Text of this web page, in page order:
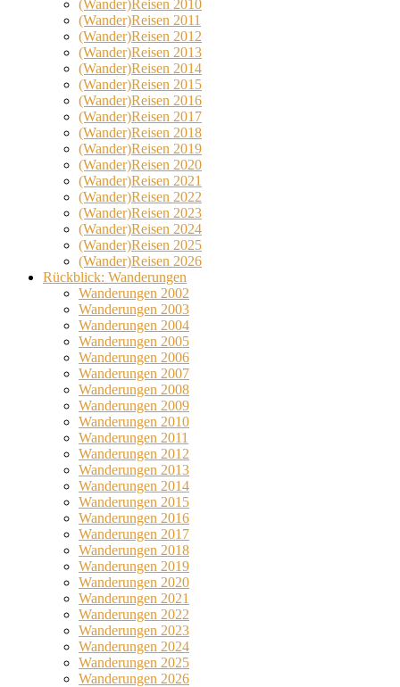
(Wander)Reisen 2010
(Wander)Reisen 2011
(Wander)Reisen 2012
(Wander)Reisen 2013
(Wander)Reisen 2014
(Wander)Reisen 2015
(Wander)Reisen 2016
(Wander)Reisen 2017
(Wander)Reisen 2018
(Wander)Reisen 2019
(Wander)Reisen 2020
(Wander)Reisen 2021
(Wander)Reisen 2022
(Wander)Reisen 2023
(Wander)Reisen 2024
(Wander)Reisen 2025
(Wander)Reisen 2026
Rückblick: Wanderungen
Wanderungen 2002
Wanderungen 2003
Wanderungen 2004
Wanderungen 2005
Wanderungen 2006
Wanderungen 2007
Wanderungen 2008
Wanderungen 2009
Wanderungen 2010
Wanderungen 2011
Wanderungen 2012
Wanderungen 2013
Wanderungen 2014
Wanderungen 2015
Wanderungen 2016
Wanderungen 2017
Wanderungen 2018
Wanderungen 2019
Wanderungen 2020
Wanderungen 2021
Wanderungen 2022
Wanderungen 2023
Wanderungen 2024
Wanderungen 2025
Wanderungen 2026